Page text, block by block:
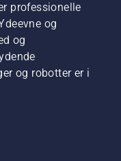
professionelle
og
og
og robotter er i